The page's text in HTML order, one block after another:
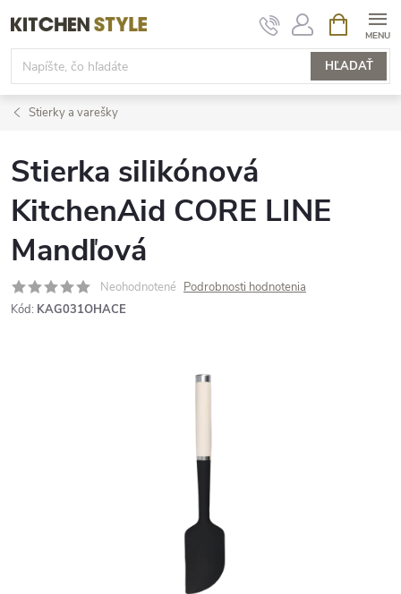
na
obsah
HĽADAŤ
KOŠÍK
Stierky a varešky
Stierka silikónová
KitchenAid CORE LINE
Mandľová
Neohodnotené Podrobnosti hodnotenia
Kód: KAG031OHACE